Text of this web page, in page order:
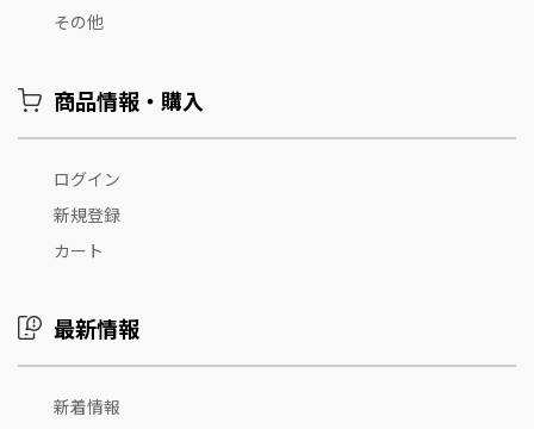
その他
商品情報・購入
ログイン
新規登録
カート
最新情報
新着情報